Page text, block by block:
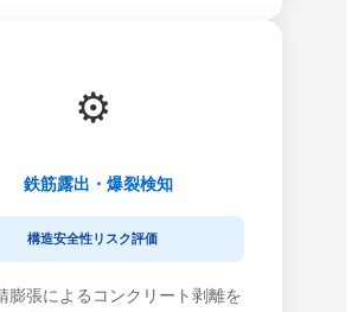
⚙️
鉄筋露出・爆裂検知
構造安全性リスク評価
膨張によるコンクリート剥離を